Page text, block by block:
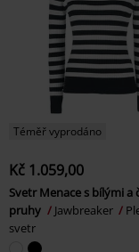
Téměř vyprodáno
Kč 1.059,00
Svetr Menace s bílými a
pruhy
Jawbreaker
svetr